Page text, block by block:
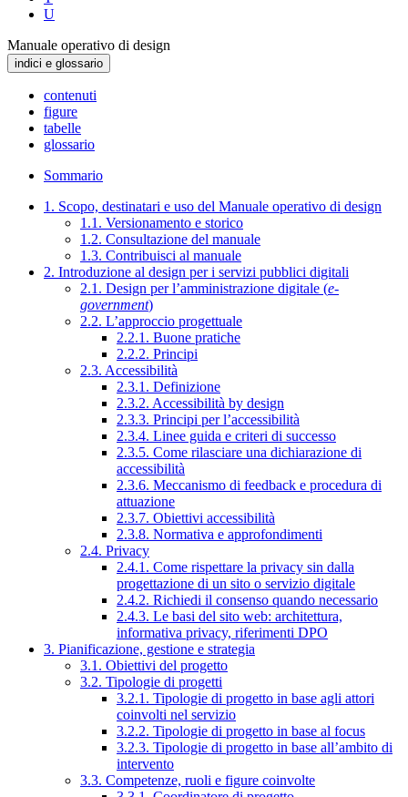
U
Manuale operativo di design
indici e glossario
contenuti
figure
tabelle
glossario
Sommario
1. Scopo, destinatari e uso del Manuale operativo di design
1.1. Versionamento e storico
1.2. Consultazione del manuale
1.3. Contribuisci al manuale
2. Introduzione al design per i servizi pubblici digitali
2.1. Design per l’amministrazione digitale (e-
government)
2.2. L’approccio progettuale
2.2.1. Buone pratiche
2.2.2. Principi
2.3. Accessibilità
2.3.1. Definizione
2.3.2. Accessibilità by design
2.3.3. Principi per l’accessibilità
2.3.4. Linee guida e criteri di successo
2.3.5. Come rilasciare una dichiarazione di
accessibilità
2.3.6. Meccanismo di feedback e procedura di
attuazione
2.3.7. Obiettivi accessibilità
2.3.8. Normativa e approfondimenti
2.4. Privacy
2.4.1. Come rispettare la privacy sin dalla
progettazione di un sito o servizio digitale
2.4.2. Richiedi il consenso quando necessario
2.4.3. Le basi del sito web: architettura,
informativa privacy, riferimenti DPO
3. Pianificazione, gestione e strategia
3.1. Obiettivi del progetto
3.2. Tipologie di progetti
3.2.1. Tipologie di progetto in base agli attori
coinvolti nel servizio
3.2.2. Tipologie di progetto in base al focus
3.2.3. Tipologie di progetto in base all’ambito di
intervento
3.3. Competenze, ruoli e figure coinvolte